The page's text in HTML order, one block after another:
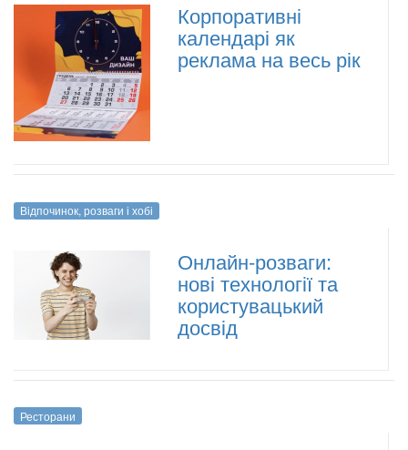
Корпоративні
календарі як
реклама на весь рік
Відпочинок, розваги і хобі
Онлайн-розваги:
нові технології та
користувацький
досвід
Ресторани